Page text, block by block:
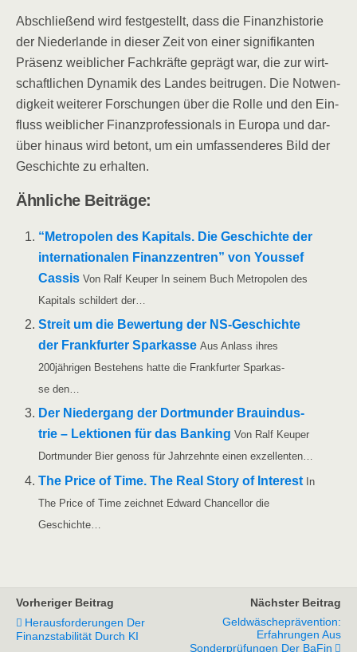
Abschlie­ßend wird fest­ge­stellt, dass die Finanz­his­to­rie
der Nie­der­lan­de in die­ser Zeit von einer signi­fi­kan­ten
Prä­senz weib­li­cher Fach­kräf­te geprägt war, die zur wirt­
schaft­li­chen Dyna­mik des Lan­des bei­tru­gen. Die Not­wen­
dig­keit wei­te­rer For­schun­gen über die Rol­le und den Ein­
fluss weib­li­cher Finanz­pro­fes­sio­nals in Euro­pa und dar­
über hin­aus wird betont, um ein umfas­sen­de­res Bild der
Geschich­te zu erhalten.
Ähn­li­che Beiträge:
“Metro­po­len des Kapi­tals. Die Geschich­te der
inter­na­tio­na­len Finanz­zen­tren” von Yous­sef
Cas­sis Von Ralf Keu­per In sei­nem Buch Metro­po­len des
Kapi­tals schil­dert der…
Streit um die Bewer­tung der NS-Geschich­­te
der Frank­fur­ter Spar­kas­se Aus Anlass ihres
200jährigen Bestehens hat­te die Frank­fur­ter Spar­kas­
se den…
Der Nie­der­gang der Dort­mun­der Brau­in­dus­
trie – Lek­tio­nen für das Ban­king Von Ralf Keu­per
Dort­mun­der Bier genoss für Jahr­zehn­te einen exzellenten…
The Pri­ce of Time. The Real Sto­ry of Inte­rest In
The Pri­ce of Time zeich­net Edward Chan­cell­or die
Geschichte…
Vorheriger Beitrag
Herausforderungen Der
Finanzstabilität Durch KI
Nächster Beitrag
Geldwäscheprävention:
Erfahrungen Aus
Sonderprüfungen Der BaFin